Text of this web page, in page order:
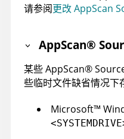
请参阅更改 AppScan
AppScan®
某些AppScan®
些临时文件缺省情况下
Microsoft™